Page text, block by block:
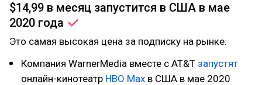
$14,99 в месяц запустится в США в мае
2020 года
Это самая высокая цена за подписку на рынке.
Компания WarnerMedia вместе с AT&T запустят
онлайн-кинотеатр HBO Max в США в мае 2020